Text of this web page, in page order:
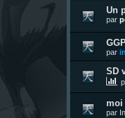
Un
par
par
SD
moi
par